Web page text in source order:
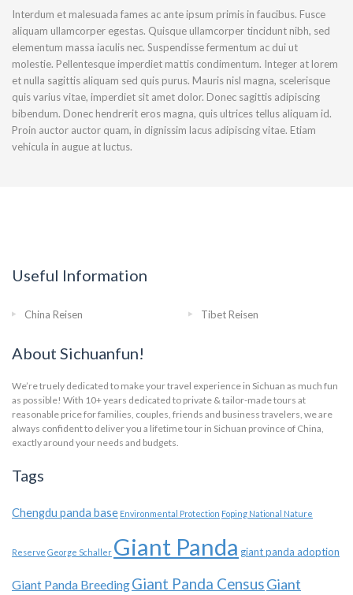
Interdum et malesuada fames ac ante ipsum primis in faucibus. Fusce
aliquam ullamcorper egestas. Quisque ullamcorper tincidunt nibh, sed
elementum massa iaculis nec. Suspendisse fermentum ac dui ut
molestie. Pellentesque imperdiet mattis condimentum. Integer at lorem
et nulla sagittis aliquam sed quis purus. Mauris nisl magna, scelerisque
quis varius vitae, imperdiet sit amet dolor. Donec sagittis adipiscing
bibendum. Donec hendrerit eros magna, quis ultrices tellus aliquam id.
Proin auctor auctor quam, in dignissim lacus adipiscing vitae. Etiam
vehicula in augue at luctus.
Useful Information
China Reisen Tibet Reisen
About Sichuanfun!
We’re truely dedicated to make your travel experience in Sichuan as much fun
as possible! With 10+ years dedicated to private & tailor-made tours at
reasonable price for families, couples, friends and business travelers, we are
always confident to deliver you a lifetime tour in Sichuan province of China,
exactly around your needs and budgets.
Tags
Chengdu panda base Environmental Protection Foping National Nature
Reserve George Schaller Giant Panda giant panda adoption
Giant Panda BreedingGiant Panda CensusGiant